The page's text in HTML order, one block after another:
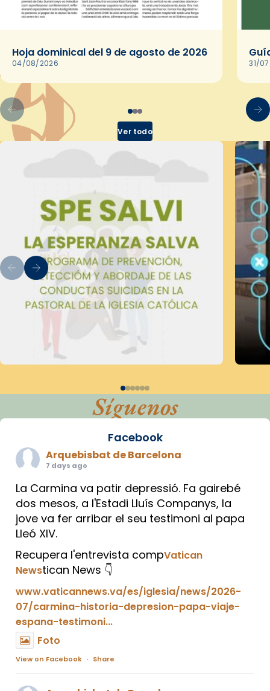
Hoja dominical del 9 de agosto de 2026
04/08/2026 31/
Ver todo
Síguenos
Facebook
Arquebisbat de Barcelona
7 days ago
La Carmina va patir depressió. Fa gairebé
dos mesos, a l'Estadi Lluís Companys, la
jove va fer arribar el seu testimoni al papa
Lleó XIV.
Recupera l'entrevista compVatican
Newstican News 👇
www.vaticannews.va/es/iglesia/news/2026-
07/carmina-historia-depresion-papa-viaje-
espana-testimoni...
Foto
View on Facebook · Share